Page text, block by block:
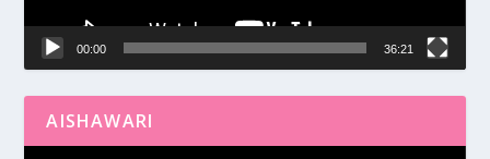
00:00 36:21
AISHAWARI